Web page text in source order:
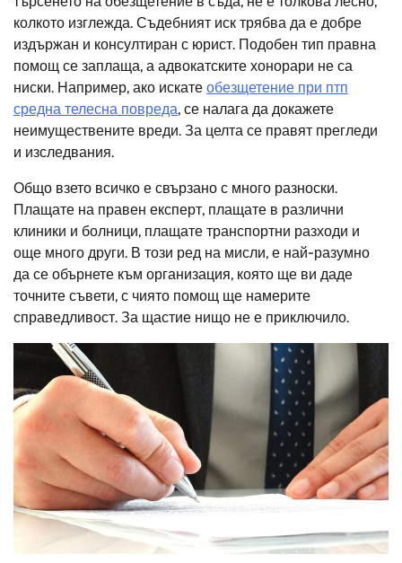
колкото изглежда. Съдебният иск трябва да е добре
издържан и консултиран с юрист. Подобен тип правна
помощ се заплаща, а адвокатските хонорари не са
ниски. Например, ако искате обезщетение при птп
средна телесна повреда, се налага да докажете
неимуществените вреди. За целта се правят прегледи
и изследвания.
Общо взето всичко е свързано с много разноски.
Плащате на правен експерт, плащате в различни
клиники и болници, плащате транспортни разходи и
още много други. В този ред на мисли, е най-разумно
да се обърнете към организация, която ще ви даде
точните съвети, с чиято помощ ще намерите
справедливост. За щастие нищо не е приключило.